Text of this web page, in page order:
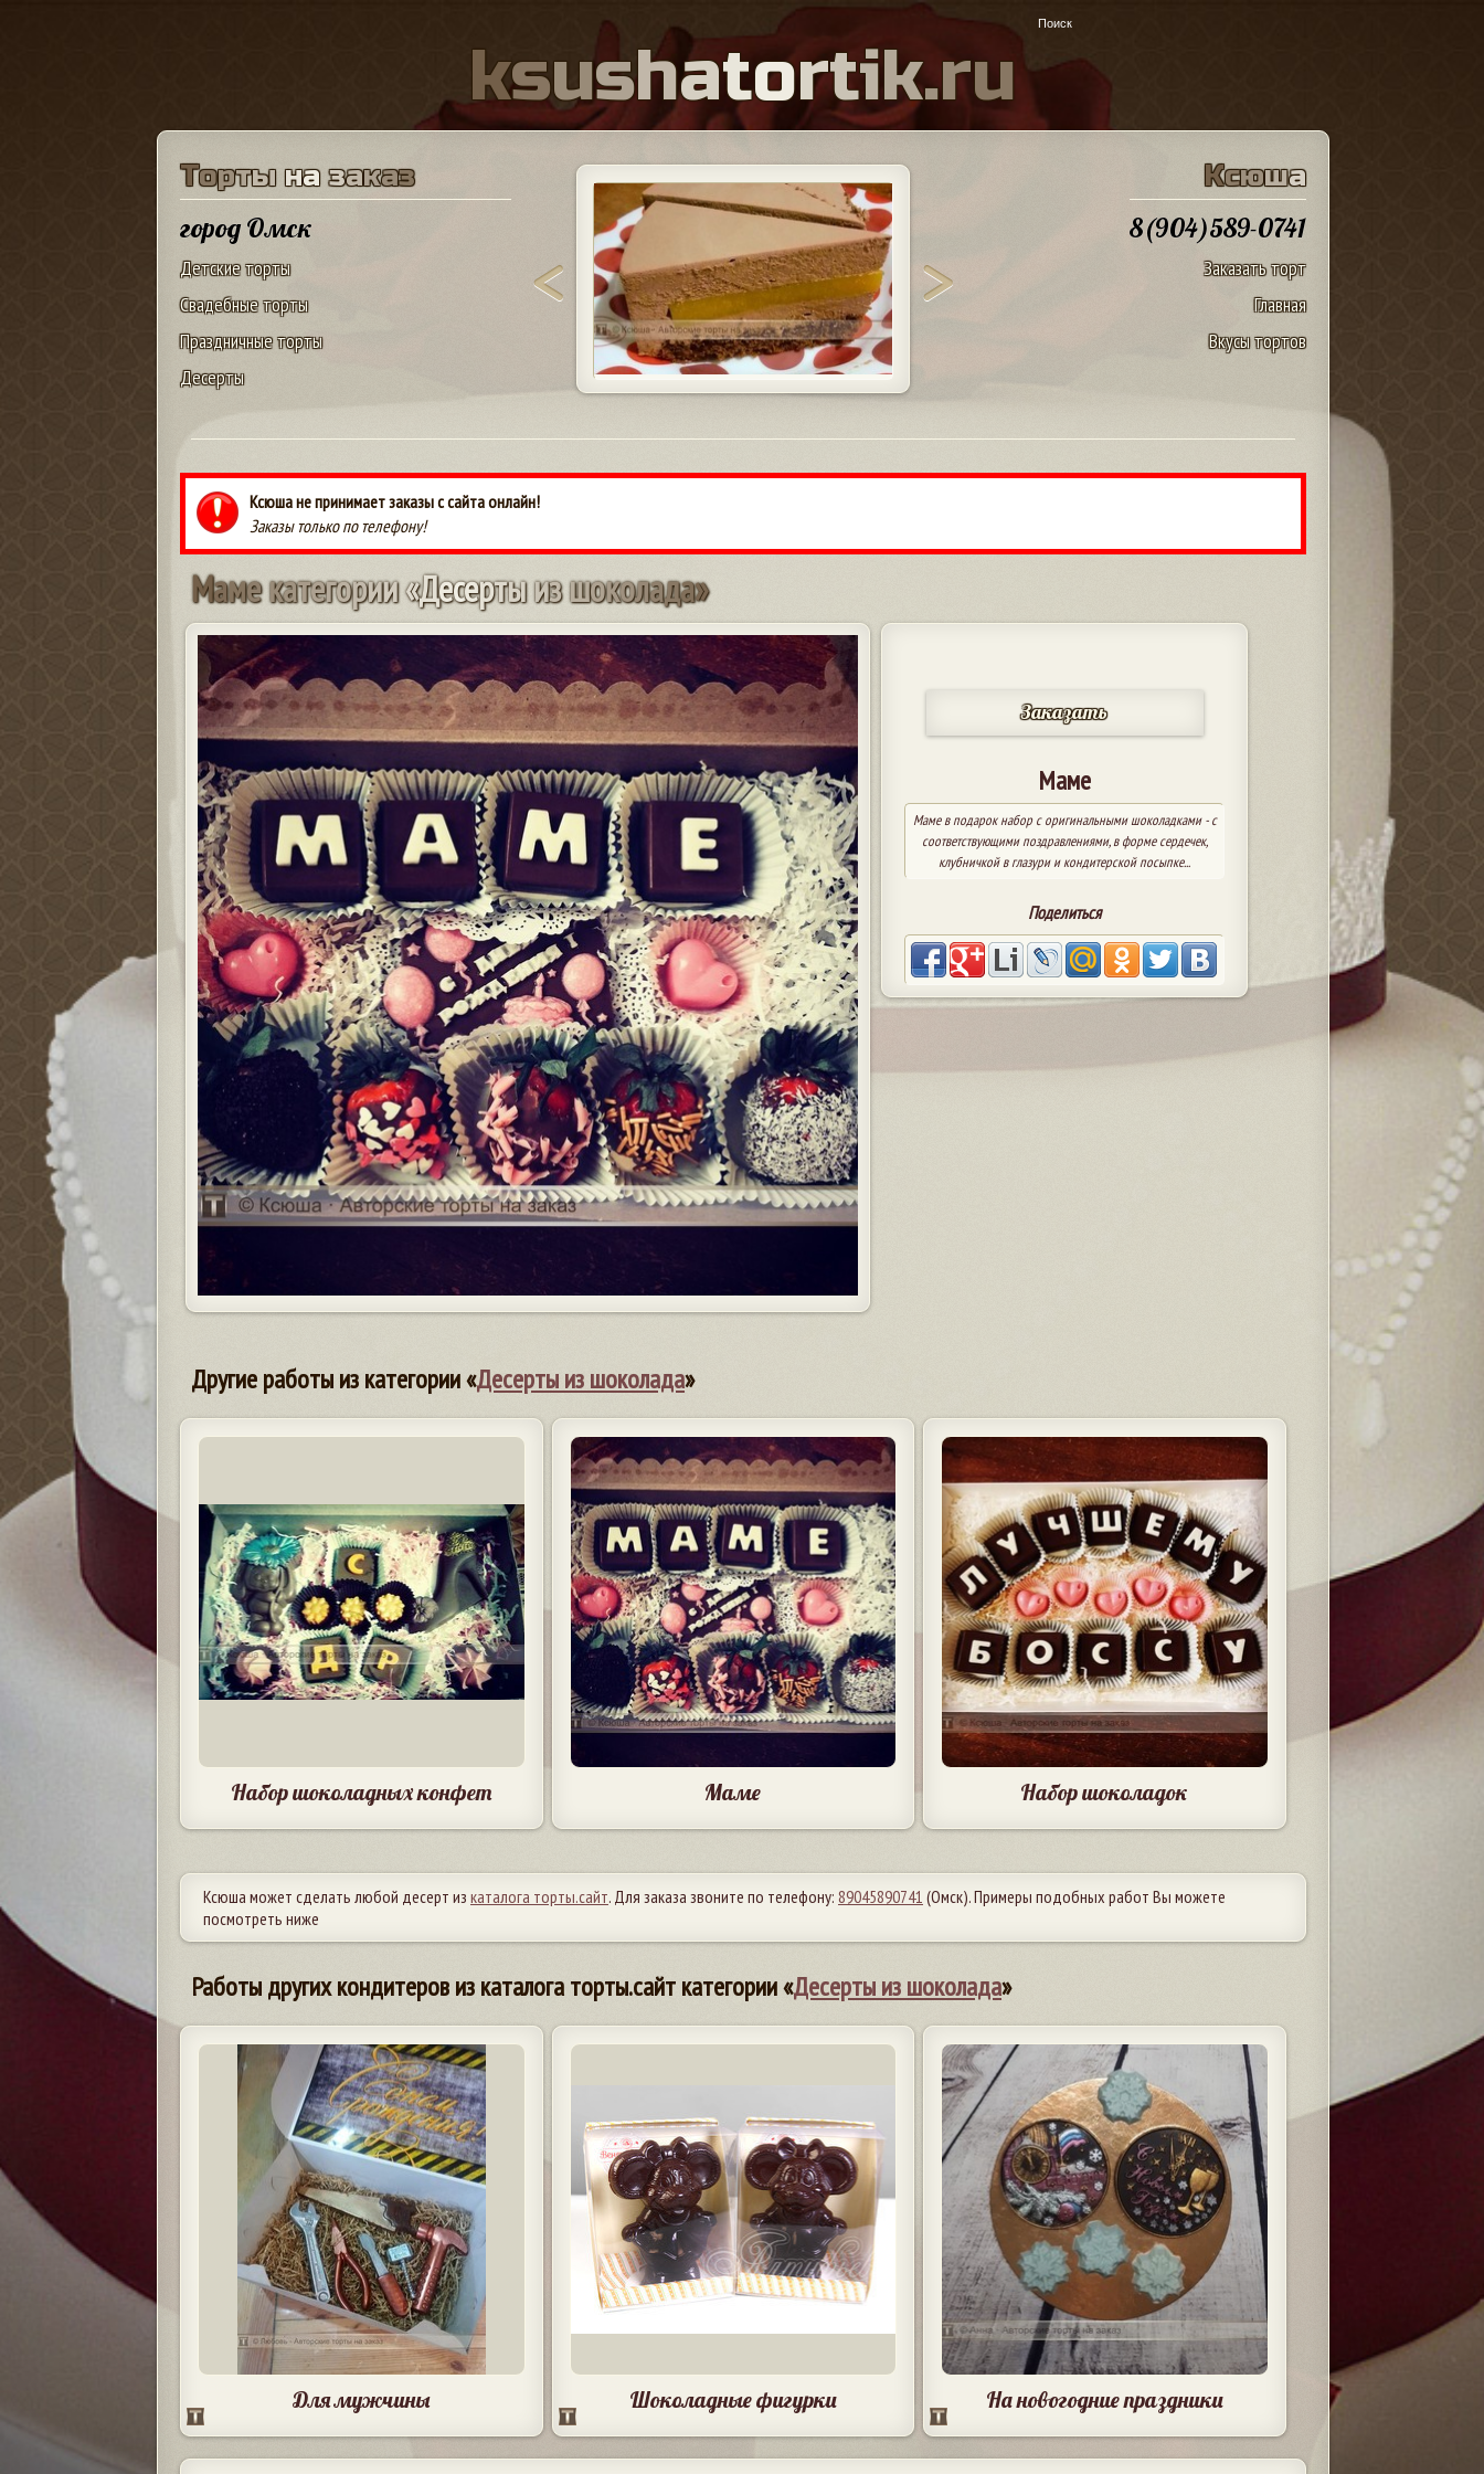
ksushatortik.ru
Торты на заказ
город Омск
Детские торты
Свадебные торты
Праздничные торты
Десерты
Ксюша
8(904)589-0741
Заказать торт
Главная
Вкусы тортов
Ксюша не принимает заказы с сайта онлайн!
Заказы только по телефону!
Мамекатегории«Десертыизшоколада»
Заказать
Маме
Маме в подарок набор с оригинальными шоколадками - с
соответствующими поздравлениями, в форме сердечек,
клубничкой в глазури и кондитерской посыпке...
Поделиться
Другие работы из категории «Десерты из шоколада»
Набор шоколадных конфет Маме Набор шоколадок
Ксюша может сделать любой десерт из каталога торты.сайт. Для заказа звоните по телефону: 89045890741 (Омск). Примеры подобных работ Вы можете
посмотреть ниже
Работы других кондитеров из каталога торты.сайт категории «Десерты из шоколада»
Для мужчины Шоколадные фигурки На новогодние праздники